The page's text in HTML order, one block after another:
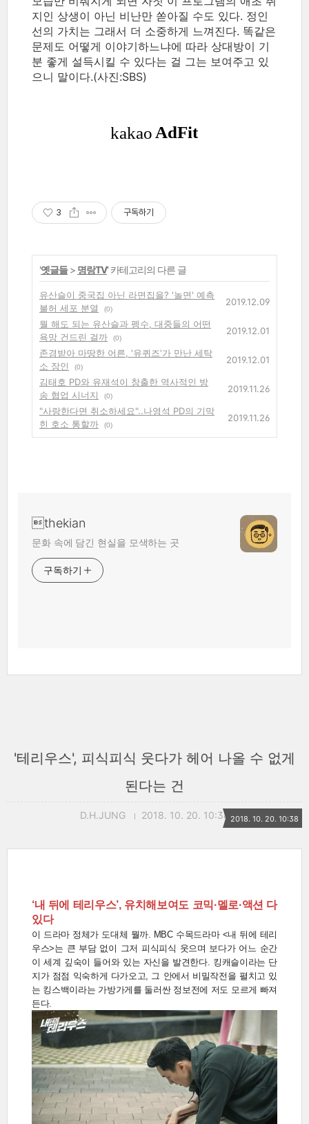
지인 상생이 아닌 비난만 쏟아질 수도 있다. 정인
선의 가치는 그래서 더 소중하게 느껴진다. 똑같은
문제도 어떻게 이야기하느냐에 따라 상대방이 기
분 좋게 설득시킬 수 있다는 걸 그는 보여주고 있
으니 말이다.(사진:SBS)
3 구독하기
'옛글들> 명랑TV' 카테고리의 다른 글
유산슬이 중국집 아닌 라면집을? '놀면' 예측
불허 세포 분열
(0)
2019.12.09
뭘 해도 되는 유산슬과 펭수, 대중들의 어떤
욕망 건드린 걸까
(0)
2019.12.01
존경받아 마땅한 어른, '유퀴즈'가 만난 세탁
소 장인
(0)
2019.12.01
김태호 PD와 유재석이 창출한 역사적인 방
송 협업 시너지
(0)
2019.11.26
"사랑한다면 취소하세요"..나영석 PD의 기막
힌 호소 통할까
(0)
2019.11.26
thekian
문화 속에 담긴 현실을 모색하는 곳
구독하기
'테리우스', 피식피식 웃다가 헤어 나올 수 없게
된다는 건
D.H.JUNG 2018. 10. 20. 10:38 2018. 10. 20. 10:38
‘내 뒤에 테리우스’, 유치해보여도 코믹·멜로·액션 다
있다
이 드라마 정체가 도대체 뭘까. MBC 수목드라마 <내 뒤에 테리
우스>는 큰 부담 없이 그저 피식피식 웃으며 보다가 어느 순간
이 세계 깊숙이 들어와 있는 자신을 발견한다. 킹캐슬이라는 단
지가 점점 익숙하게 다가오고, 그 안에서 비밀작전을 펼치고 있
는 킹스백이라는 가방가게를 둘러싼 정보전에 저도 모르게 빠져
든다.